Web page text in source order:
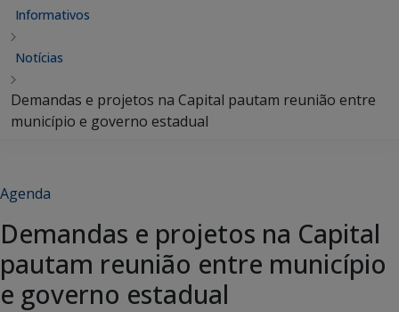
Informativos
Notícias
Demandas e projetos na Capital pautam reunião entre
município e governo estadual
Agenda
Demandas e projetos na Capital
pautam reunião entre município
e governo estadual